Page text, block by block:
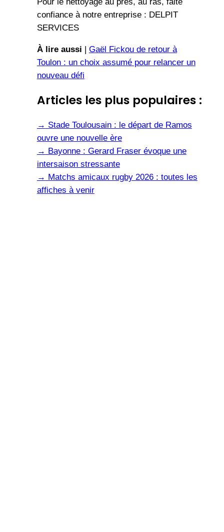
confiance à notre entreprise : DELPIT
SERVICES
À lire aussi | Gaël Fickou de retour à
Toulon : un choix assumé pour relancer un
nouveau défi
Articles les plus populaires :
→ Stade Toulousain : le départ de Ramos
ouvre une nouvelle ère
→ Bayonne : Gerard Fraser évoque une
intersaison stressante
→ Matchs amicaux rugby 2026 : toutes les
affiches à venir